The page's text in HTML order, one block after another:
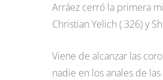
Arráez cerró la primera
Christian Yelich (.326) y
Viene de alcanzar las
nadie en los anales de